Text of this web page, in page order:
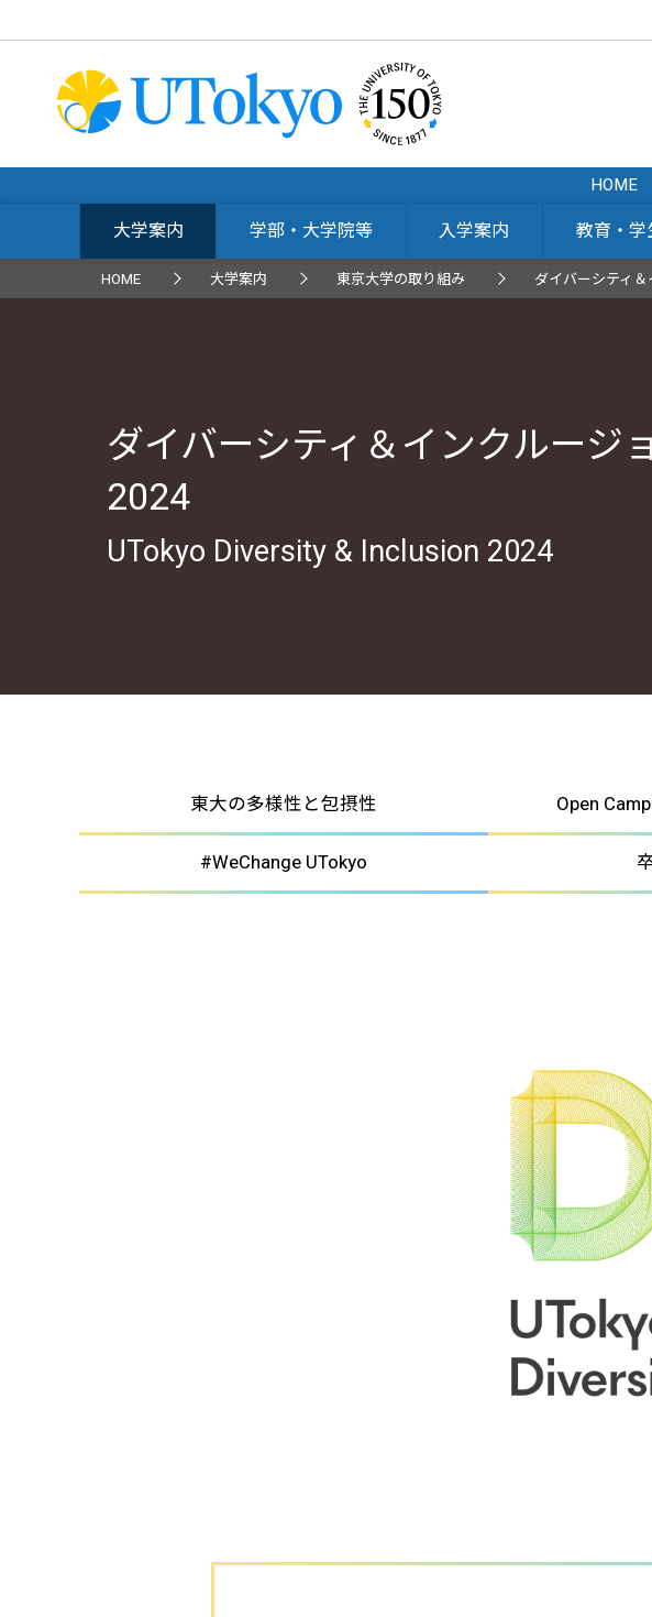
HOME
大学案内 学部・大学院等 入学案内 教育・学
HOME 大学案内 東京大学の取り組み ダイバーシティ
ダイバーシティ＆インクルージ
2024
UTokyo Diversity & Inclusion 2024
東大の多様性と包摂性 Open
#WeChange UTokyo